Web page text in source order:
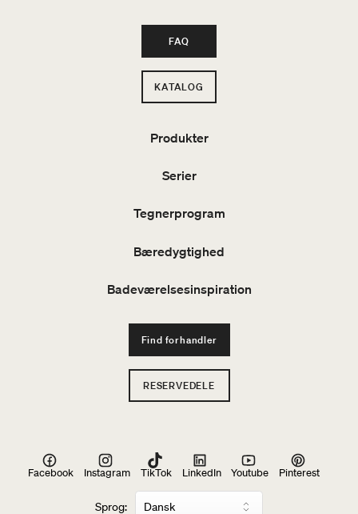
FAQ
KATALOG
Produkter
Serier
Tegnerprogram
Bæredygtighed
Badeværelsesinspiration
Find forhandler
RESERVEDELE
Sprog:
Facebook Instagram TikTok LinkedIn Youtube Pinterest